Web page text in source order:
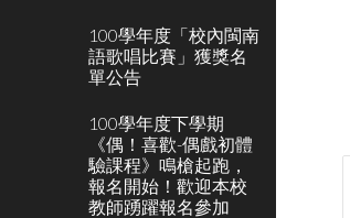
100學年度「校內閩南
語歌唱比賽」獲獎名
單公告
100學年度下學期
《偶！喜歡-偶戲初體
驗課程》鳴槍起跑，
報名開始！歡迎本校
教師踴躍報名參加